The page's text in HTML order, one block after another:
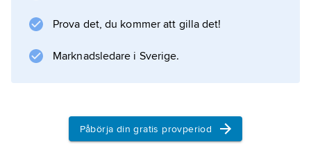
besegrades hon av en koalition av sina
Information om artikeln
Prova det, du kommer att gilla det!
Marknadsledare i Sverige.
Påbörja din gratis provperiod